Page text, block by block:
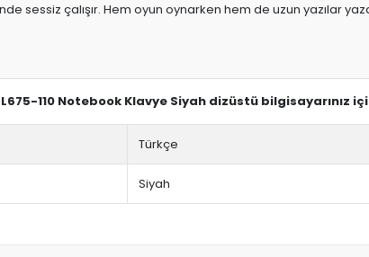
sessiz çalışır. Hem oyun oynarken hem de uzun yazılar
110 Notebook Klavye Siyah dizüstü bilgisayarınız
Türkçe
Siyah